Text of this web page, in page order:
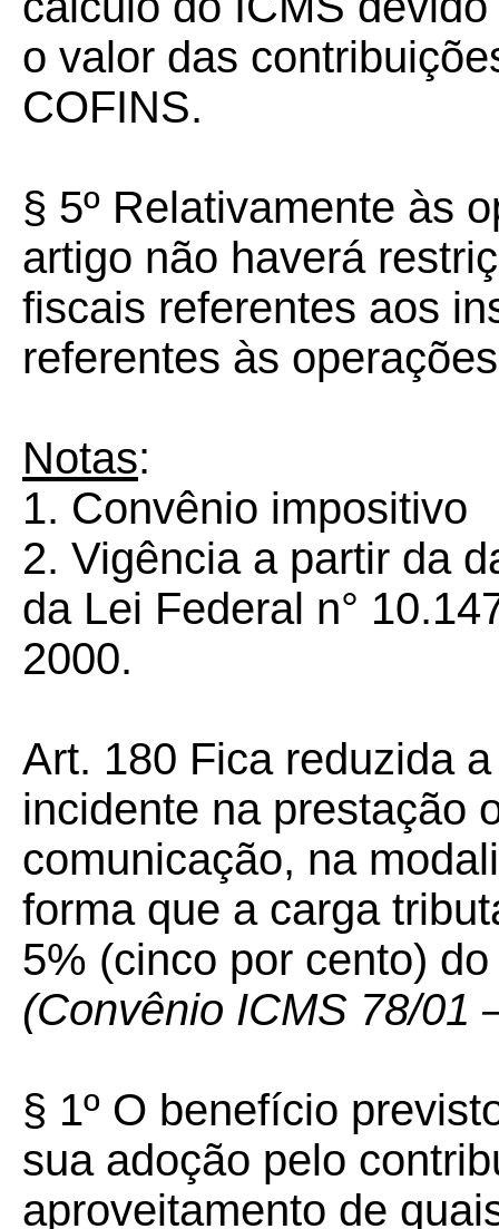
o valor das
COFINS.
§ 5º Relativamente às
artigo não haverá
fiscais referentes aos
referentes às
Notas:
1. Convênio impositivo
2. Vigência a partir da
da Lei Federal n°
2000.
Art. 180 Fica reduzida
incidente na prestação
comunicação, na
forma que a carga
5% (cinco por cento)
(Convênio ICMS 78/01
§ 1º O benefício
sua adoção pelo
aproveitamento de